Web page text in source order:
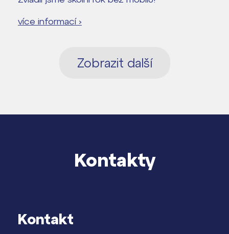
více informací ›
Zobrazit další
Kontakty
Kontakt